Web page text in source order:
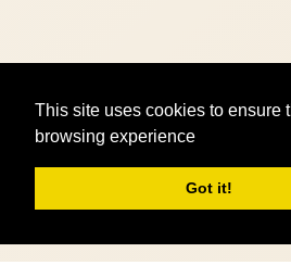
This site uses cookies to ensure
browsing experience
Got it!